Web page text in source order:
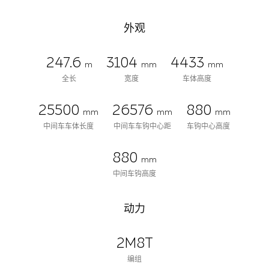
外观
247.6 m
全长
3104 mm
宽度
4433 mm
车体高度
25500 mm
中间车车体长度
26576 mm
中间车车钩中心距
880 mm
车钩中心高度
880 mm
中间车钩高度
动力
2M8T
编组